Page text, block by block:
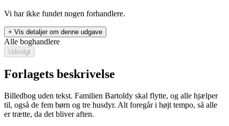
Vi har ikke fundet nogen forhandlere.
+ Vis detaljer om denne udgave
Bartoldy - familien flytter
Alle boghandlere
Udsolgt
Forlagets beskrivelse
Billedbog uden tekst. Familien Bartoldy skal flytte, og alle hjælper
til, også de fem børn og tre husdyr. Alt foregår i højt tempo, så alle
er trætte, da det bliver aften.